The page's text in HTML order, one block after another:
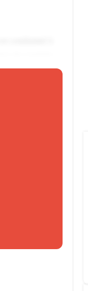
Lydol,
de
du petit
entre
armé d’un